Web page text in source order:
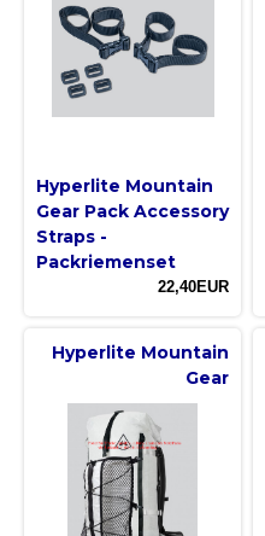
Hyperlite Mountain
Gear Pack Accessory
Straps -
Packriemenset
22,40EUR
Hyperlite Mountain
Gear